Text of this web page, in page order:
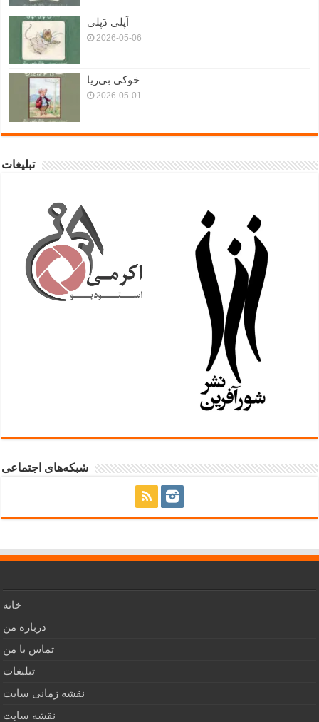
اَپلی دَپلی
2026-05-06
خوکی بی‌ریا
2026-05-01
تبلیغات
شبکه‌های اجتماعی
خانه
درباره من
تماس با من
تبلیغات
نقشه زمانی سایت
نقشه سایت